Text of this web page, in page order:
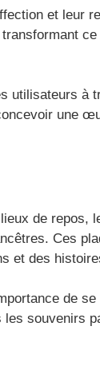
et leur
utilisateurs à
une
de repos,
Ces
et des
de
souvenirs